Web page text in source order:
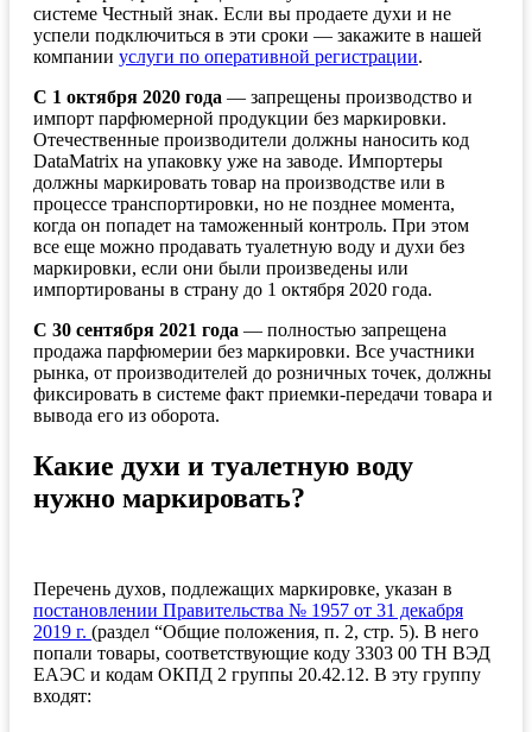
системе Честный знак. Если вы продаете духи и не
успели подключиться в эти сроки — закажите в нашей
компании услуги по оперативной регистрации.
С 1 октября 2020 года — запрещены производство и
импорт парфюмерной продукции без маркировки.
Отечественные производители должны наносить код
DataMatrix на упаковку уже на заводе. Импортеры
должны маркировать товар на производстве или в
процессе транспортировки, но не позднее момента,
когда он попадет на таможенный контроль. При этом
все еще можно продавать туалетную воду и духи без
маркировки, если они были произведены или
импортированы в страну до 1 октября 2020 года.
С 30 сентября 2021 года — полностью запрещена
продажа парфюмерии без маркировки. Все участники
рынка, от производителей до розничных точек, должны
фиксировать в системе факт приемки-передачи товара и
вывода его из оборота.
Какие духи и туалетную воду
нужно маркировать?
Перечень духов, подлежащих маркировке, указан в
постановлении Правительства № 1957 от 31 декабря
2019 г. (раздел “Общие положения, п. 2, стр. 5). В него
попали товары, соответствующие коду 3303 00 ТН ВЭД
ЕАЭС и кодам ОКПД 2 группы 20.42.12. В эту группу
входят: